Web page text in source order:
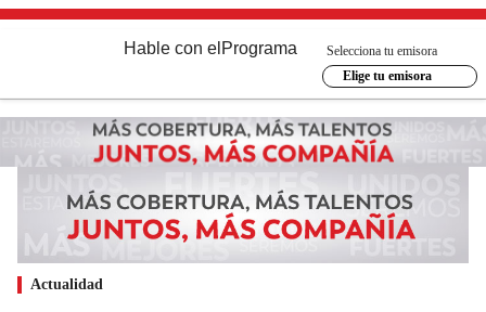
Hable con el Programa
Selecciona tu emisora
Elige tu emisora
Actualidad